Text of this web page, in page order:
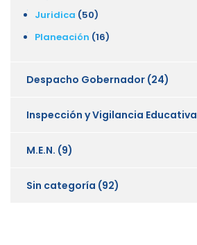
Juridica (50)
Planeación (16)
Despacho Gobernador (24)
Inspección y Vigilancia Educativa
M.E.N. (9)
Sin categoría (92)